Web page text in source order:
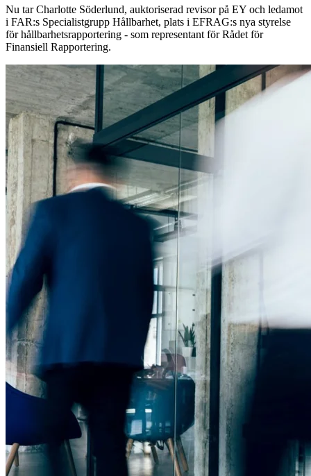
Nu tar Charlotte Söderlund, auktoriserad revisor på EY och ledamot
i FAR:s Specialistgrupp Hållbarhet, plats i EFRAG:s nya styrelse
för hållbarhetsrapportering - som representant för Rådet för
Finansiell Rapportering.